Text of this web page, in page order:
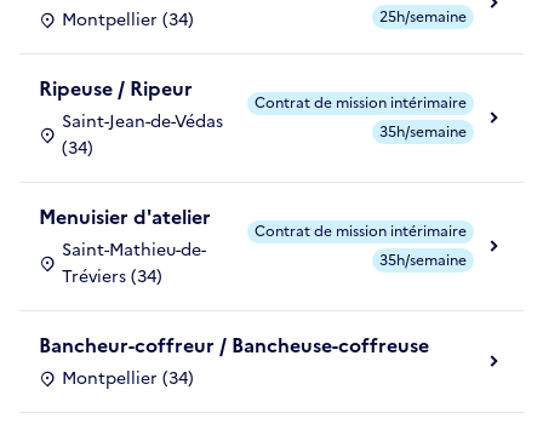
Montpellier (34)
25h/semaine
Ripeuse / Ripeur
Saint-Jean-de-Védas
(34)
Contrat de mission intérimaire
35h/semaine
Menuisier d'atelier
Saint-Mathieu-de-
Tréviers (34)
Contrat de mission intérimaire
35h/semaine
Bancheur-coffreur / Bancheuse-coffreuse
Montpellier (34)